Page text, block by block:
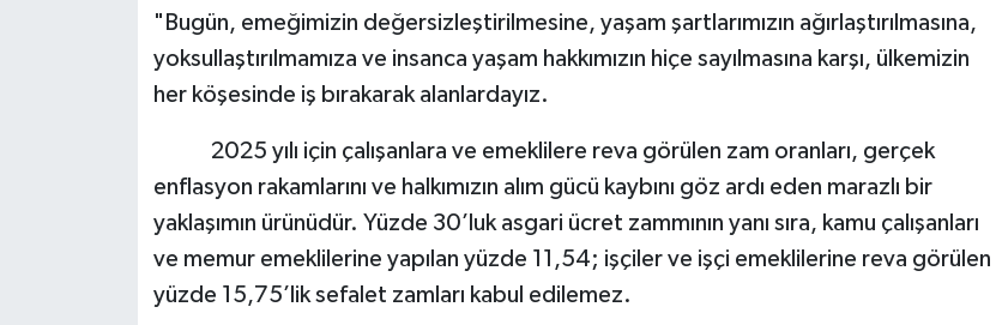
"Bugün, emeğimizin değersizleştirilmesine, yaşam şartlarımızın ağırlaştırılmasına,
yoksullaştırılmamıza ve insanca yaşam hakkımızın hiçe sayılmasına karşı, ülkemizin
her köşesinde iş bırakarak alanlardayız.
2025 yılı için çalışanlara ve emeklilere reva görülen zam oranları, gerçek
enflasyon rakamlarını ve halkımızın alım gücü kaybını göz ardı eden marazlı bir
yaklaşımın ürünüdür. Yüzde 30’luk asgari ücret zammının yanı sıra, kamu çalışanları
ve memur emeklilerine yapılan yüzde 11,54; işçiler ve işçi emeklilerine reva görülen
yüzde 15,75’lik sefalet zamları kabul edilemez.